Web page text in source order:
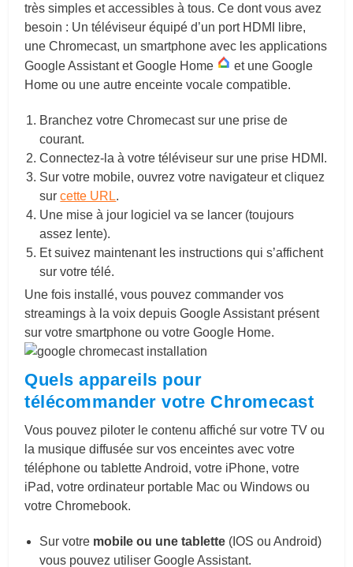
très simples et accessibles à tous. Ce dont vous avez
besoin : Un téléviseur équipé d’un port HDMI libre,
une Chromecast, un smartphone avec les applications
Google Assistant et Google Home
et une Google
Home ou une autre enceinte vocale compatible.
Branchez votre Chromecast sur une prise de
courant.
Connectez-la à votre téléviseur sur une prise HDMI.
Sur votre mobile, ouvrez votre navigateur et cliquez
surcette URL.
Une mise à jour logiciel va se lancer (toujours
assez lente).
Et suivez maintenant les instructions qui s’affichent
sur votre télé.
Une fois installé, vous pouvez commander vos
streamings à la voix depuis Google Assistant présent
sur votre smartphone ou votre Google Home.
Quels appareils pour
télécommander votre Chromecast
Vous pouvez piloter le contenu affiché sur votre TV ou
la musique diffusée sur vos enceintes avec votre
téléphone ou tablette Android, votre iPhone, votre
iPad, votre ordinateur portable Mac ou Windows ou
votre Chromebook.
Sur votre mobile ou une tablette (IOS ou Android)
vous pouvez utiliser Google Assistant.